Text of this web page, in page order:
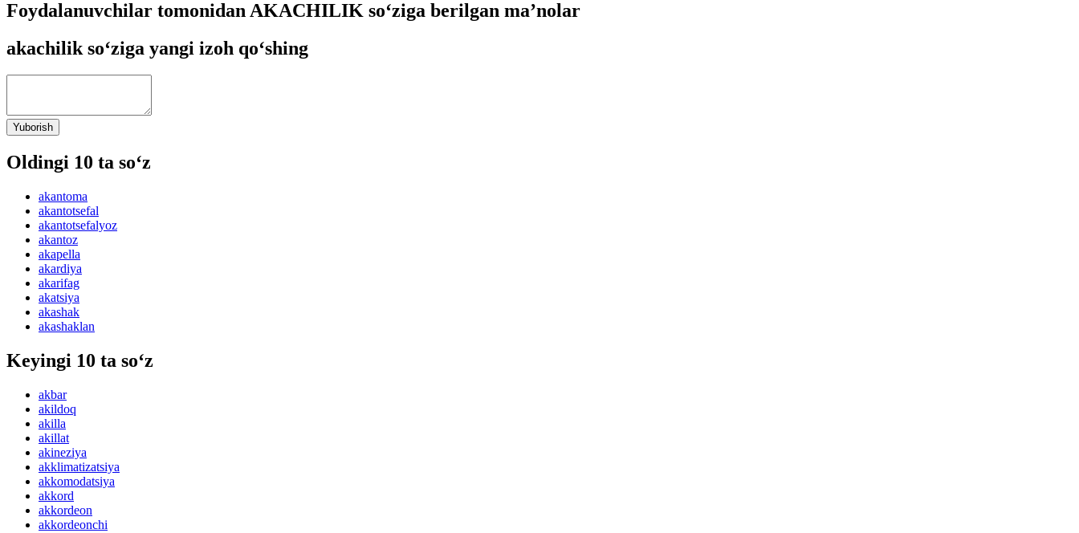
Foydalanuvchilar tomonidan AKACHILIK so‘ziga berilgan ma’nolar
akachilik so‘ziga yangi izoh qo‘shing
Yuborish
Oldingi 10 ta so‘z
akantoma
akantotsefal
akantotsefalyoz
akantoz
akapella
akardiya
akarifag
akatsiya
akashak
akashaklan
Keyingi 10 ta so‘z
akbar
akildoq
akilla
akillat
akineziya
akklimatizatsiya
akkomodatsiya
akkord
akkordeon
akkordeonchi